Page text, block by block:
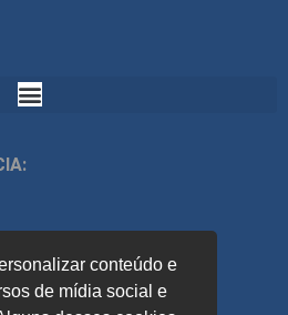
conteúdo e
de mídia social e